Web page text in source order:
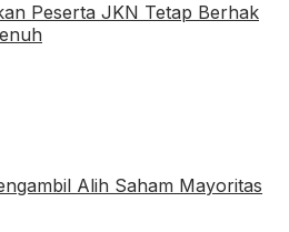
Peserta JKN Tetap Berhak
Alih Saham Mayoritas